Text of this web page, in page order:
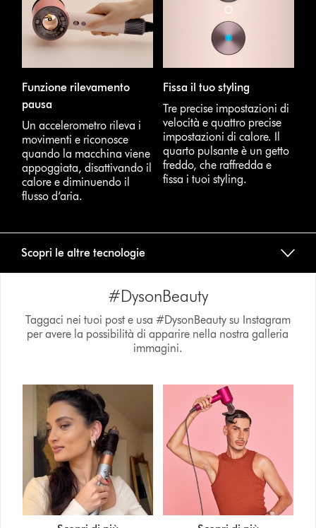
Funzione rilevamento
pausa
Un accelerometro rileva i
movimenti e riconosce
quando la macchina viene
appoggiata, disattivando il
calore e diminuendo il
flusso d’aria.
Fissa il tuo styling
Tre precise impostazioni di
velocità e quattro precise
impostazioni di calore. Il
quarto pulsante è un getto
freddo, che raffredda e
fissa i tuoi styling.
Scopri le altre tecnologie
#DysonBeauty
Taggaci nei tuoi post e usa #DysonBeauty su Instagram
per avere la possibilità di apparire nella nostra galleria
immagini.